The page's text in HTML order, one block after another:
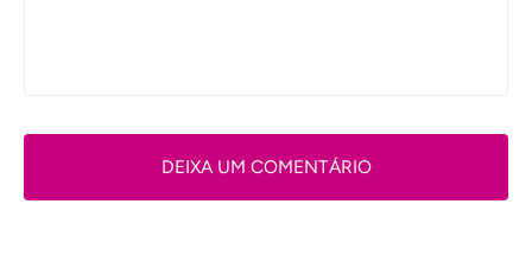
DEIXA UM COMENTÁRIO